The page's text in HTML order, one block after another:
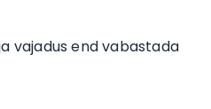
vajadus end vabastada